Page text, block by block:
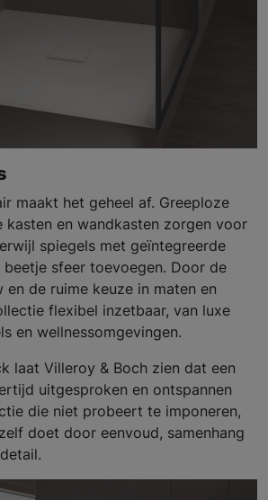
maakt het geheel af. Greeploze
kasten en wandkasten zorgen voor
spiegels met geïntegreerde
sfeer toevoegen. Door de
en de ruime keuze in maten en
flexibel inzetbaar, van luxe
en wellnessomgevingen.
laat Villeroy & Boch zien dat een
uitgesproken en ontspannen
die niet probeert te imponeren,
doet door eenvoud, samenhang